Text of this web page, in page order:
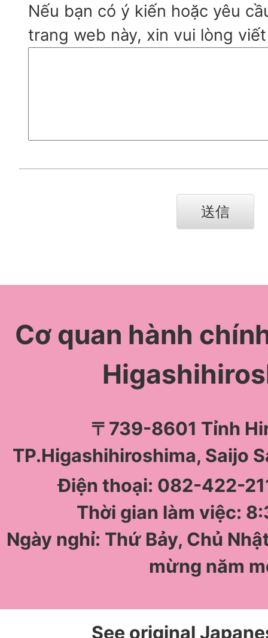
Nếu bạn có ý kiến hoặc yêu
trang web này, xin vui lòng
Cơ quan hành
〒739-8601 Tỉnh
TP.Higashihiroshima, Saijo
Điện thoại: 082-422-
Thời gian làm việc:
Ngày nghỉ: Thứ Bảy, Chủ
mừng năm
See original